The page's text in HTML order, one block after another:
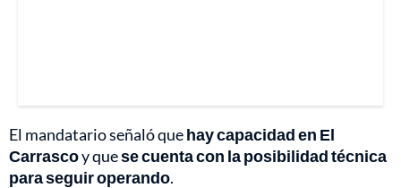
El mandatario señaló quehay capacidad en El
Carrascoy quese cuenta con la posibilidad técnica
para seguir operando.